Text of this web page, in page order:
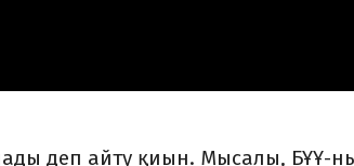
деп айту қиын. Мысалы, БҰҰ-